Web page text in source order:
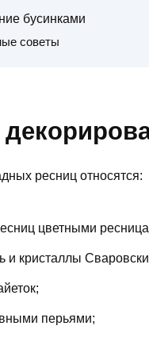
бусинками
советы
ресниц относятся:
цветными
и кристаллы
перьями;